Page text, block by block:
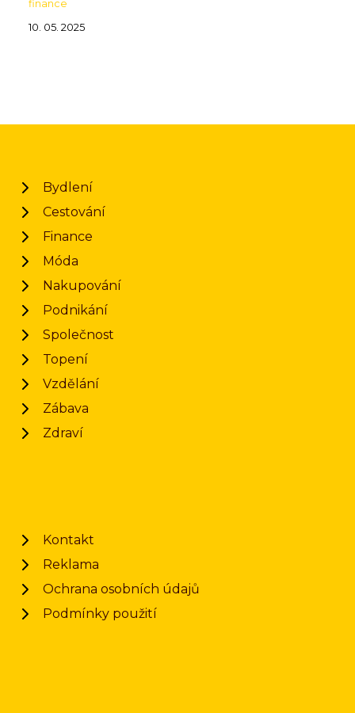
finance
10. 05. 2025
Bydlení
Cestování
Finance
Móda
Nakupování
Podnikání
Společnost
Topení
Vzdělání
Zábava
Zdraví
Kontakt
Reklama
Ochrana osobních údajů
Podmínky použití